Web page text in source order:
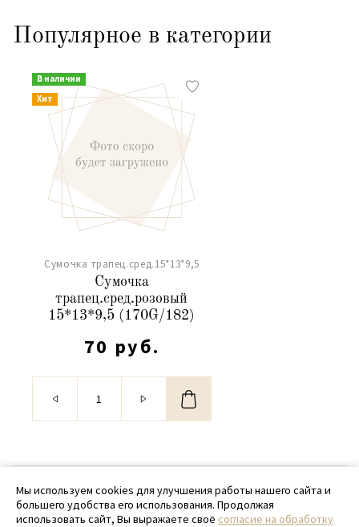
Популярное в категории
В наличии
Хит
Сумочка трапец.сред.15*13*9,5
Сумочка
трапец.сред.розовый
15*13*9,5 (170G/182)
70 руб.
© 2020 - 2026 SamPack
+ 7 (918) 699-97-87
Мы используем cookies для улучшения работы нашего сайта и
большего удобства его использования. Продолжая
использовать сайт, Вы выражаете своё согласие на обработку